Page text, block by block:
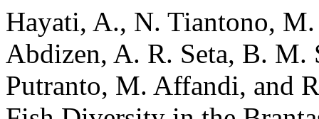
Hayati, A., N. Tiantono,
Abdizen, A. R. Seta, B. M.
Putranto, M. Affandi, and